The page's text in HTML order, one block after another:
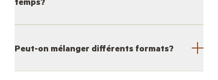
Peut-on mélanger différents formats?